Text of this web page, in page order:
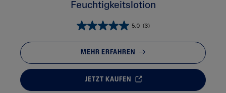
Feuchtigkeitslotion
5.0 (3)
MEHR ERFAHREN
JETZT KAUFEN